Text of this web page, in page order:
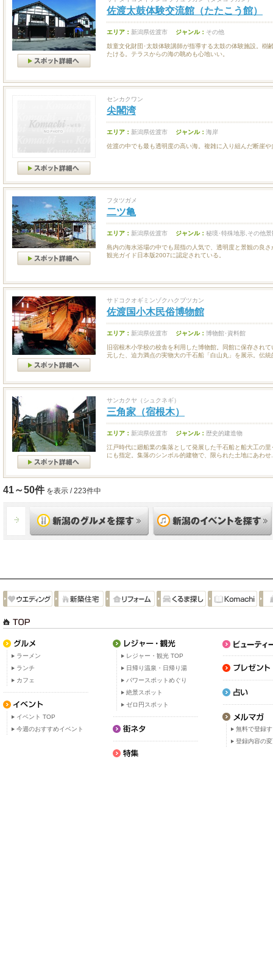
佐渡太鼓体験交流館（たたこう館）
エリア： 新潟県佐渡市 ジャンル： その他
鼓童文化財団･太鼓体験講師が指導する太鼓の体験施設。樹
たける。テラスからの海の眺めも心地いい。
センカクワン
尖閣湾
エリア： 新潟県佐渡市 ジャンル： 海岸
佐渡の中でも最も透明度の高い海。複雑に入り組んだ断崖
フタツガメ
二ツ亀
エリア： 新潟県佐渡市 ジャンル： 秘境･特殊地形,その他
島内の海水浴場の中でも屈指の人気で、透明度と景観の良
観光ガイド日本版2007に認定されている。
サドコクオギミンゾクハクブツカン
佐渡国小木民俗博物館
エリア： 新潟県佐渡市 ジャンル： 博物館･資料館
旧宿根木小学校の校舎を利用した博物館。同館に保存され
元した、迫力満点の実物大の千石船「白山丸」を展示。伝統
サンカクヤ（シュクネギ）
三角家（宿根木）
エリア： 新潟県佐渡市 ジャンル： 歴史的建造物
江戸時代に廻船業の集落として発展した千石船と船大工の
にも指定。集落のシンボル的建物で、限られた土地にあわせ
41～50件 を表示 / 223件中
ラーメン
ランチ
カフェ
イベント TOP
今週のおすすめイベント
レジャー・観光 TOP
日帰り温泉・日帰り湯
パワースポットめぐり
絶景スポット
ゼロ円スポット
無料で登録
登録内容の